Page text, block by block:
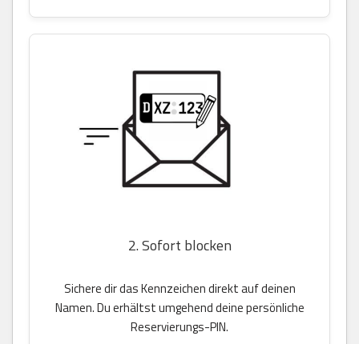
2. Sofort blocken
Sichere dir das Kennzeichen direkt auf deinen
Namen. Du erhältst umgehend deine persönliche
Reservierungs-PIN.